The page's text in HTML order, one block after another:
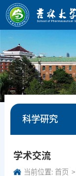
科学研究
学术交流
当前位置: 首页